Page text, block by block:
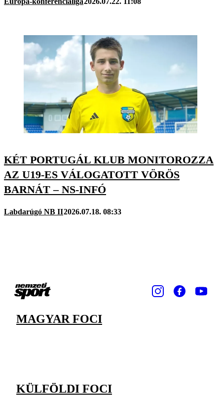
KÉT PORTUGÁL KLUB MONITOROZZA
AZ U19-ES VÁLOGATOTT VÖRÖS
BARNÁT – NS-INFÓ
Labdarúgó NB II2026.07.18. 08:33
MAGYAR FOCI
KÜLFÖLDI FOCI